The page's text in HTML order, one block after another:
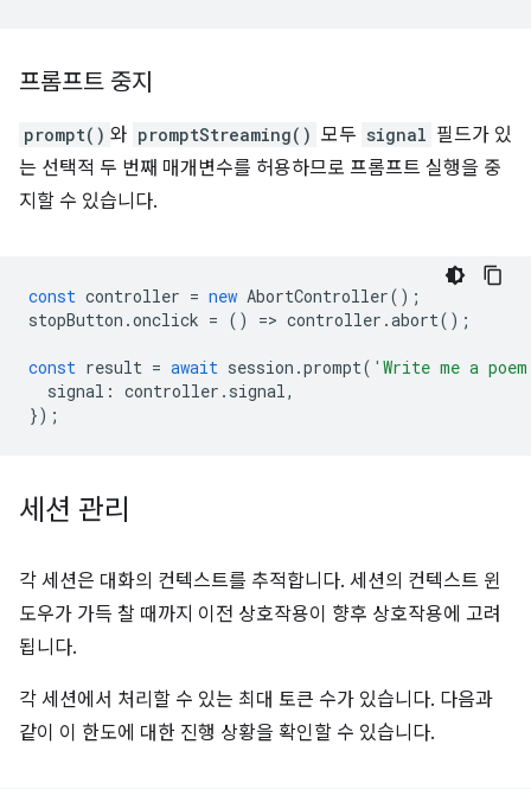
프롬프트 중지
prompt() 와 promptStreaming() 모두 signal 필드가 있
는 선택적 두 번째 매개변수를 허용하므로 프롬프트 실행을 중
지할 수 있습니다.
const controller = new AbortController();
stopButton .onclick = () => controller .abort();
const result = await session .prompt( 'Write me a
signal : controller . signal,
});
세션 관리
각 세션은 대화의 컨텍스트를 추적합니다. 세션의 컨텍스트 윈
도우가 가득 찰 때까지 이전 상호작용이 향후 상호작용에 고려
됩니다.
각 세션에서 처리할 수 있는 최대 토큰 수가 있습니다. 다음과
같이 이 한도에 대한 진행 상황을 확인할 수 있습니다.